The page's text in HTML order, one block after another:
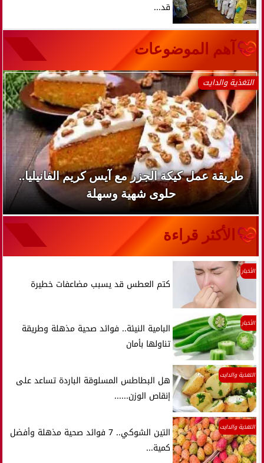
قد...
آهم الموضوعات
التغذية والدايت
طريقة عمل كيكة الجزر مع آيس كريم الفانيليا..
حلوى شهية وسهلة
الأكثر قراءة
الأخبار
كتم العطس قد يسبب مضاعفات خطيرة
الأخبار
البامية النيئة.. فوائد صحية مذهلة وطريقة
تناولها بأمان
التغذية والدايت
هل البطاطس المسلوقة الباردة تساعد على
إنقاص الوزن......
التغذية والدايت
التين الشوكي.. 7 فوائد صحية مذهلة وأفضل
كمية...